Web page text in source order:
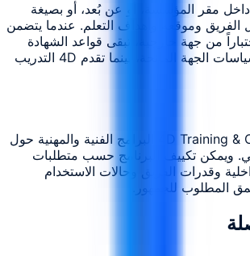
داخل مقر المؤسسة، أو عن بُعد، أو بصيغة
وموقعه وأهداف التعلم. عندما يتضمن
من جهة خارجية، تبقى قواعد الشهادة
ورسومها خاضعة لسياسات الجهة المانحة، بينما تقدم 4D التدريب
يصمم 4D Training & Consultancy البرامج الفنية والمهنية حول
ويمكن تكييف البرنامج حسب متطلبات
وقدرات الفريق وحالات الاستخدام
المطلوب للجمهور.